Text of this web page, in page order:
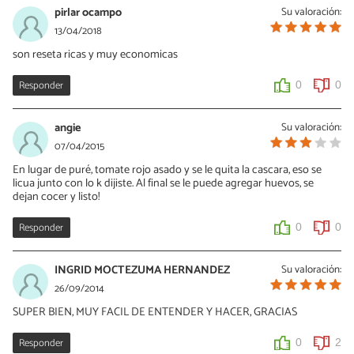
Su valoración:
pirlar ocampo
13/04/2018
son reseta ricas y muy economicas
Responder 0 0
Su valoración:
angie
07/04/2015
En lugar de puré, tomate rojo asado y se le quita la cascara, eso se
licua junto con lo k dijiste. Al final se le puede agregar huevos, se
dejan cocer y listo!
Responder 0 0
Su valoración:
INGRID MOCTEZUMA HERNANDEZ
26/09/2014
SUPER BIEN, MUY FACIL DE ENTENDER Y HACER, GRACIAS
Responder 0 2